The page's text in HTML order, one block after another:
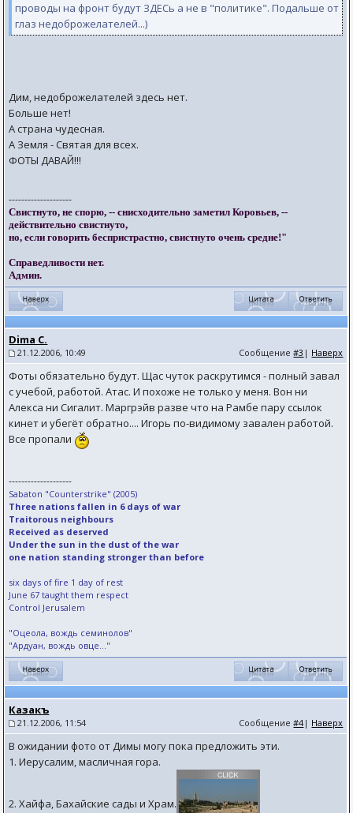
проводы на фронт будут ЗДЕСь а не в "политике". Подальше от
глаз недоброжелателей...)
Дим, недоброжелателей здесь нет.
Больше нет!
А страна чудесная.
А Земля - Святая для всех.
ФОТЫ ДАВАЙ!!!
--------------------
Свистнуто, не спорю, -- снисходительно заметил Коровьев, --
действительно свистнуто,
но, если говорить беспристрастно, свистнуто очень средне!"
Справедливости нет.
Админ.
Dima C.
21.12.2006, 10:49 Сообщение#3 | Наверх
Фоты обязательно будут. Щас чуток раскрутимся - полный завал
с учебой, работой. Атас. И похоже не только у меня. Вон ни
Алекса ни Сигалит. Маргрэйв разве что на Рамбе пару ссылок
кинет и убегёт обратно.... Игорь по-видимому завален работой.
Все пропали
--------------------
Sabaton "Counterstrike" (2005)
Three nations fallen in 6 days of war
Traitorous neighbours
Received as deserved
Under the sun in the dust of the war
one nation standing stronger than before
six days of fire 1 day of rest
June 67 taught them respect
Control Jerusalem
"Оцеола, вождь семинолов"
"Ардуан, вождь овце..."
Казакъ
21.12.2006, 11:54 Сообщение#4| Наверх
В ожидании фото от Димы могу пока предложить эти.
1. Иерусалим, масличная гора.
2. Хайфа, Бахайские сады и Храм.